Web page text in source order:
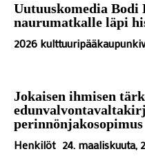
Uutuuskomedia Bodi
naurumatkalle läpi
2026
Jokaisen ihmisen
perinnönjakosopimus
Henkilöt 24. maaliskuuta,